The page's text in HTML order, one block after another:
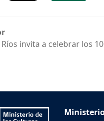
Ríos invita a celebrar los